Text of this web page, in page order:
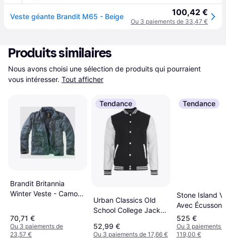
Veste géante Brandit M65 - Beige 100,42 €
Ou 3 paiements de 33,47 €
Produits similaires
Nous avons choisi une sélection de produits qui pourraient
vous intéresser. Tout afficher
Brandit Britannia
Winter Veste - Camo
70,71 €
Ou 3 paiements de
23,57 €
Tendance
Urban Classics Old
School College Jacket
52,99 €
Ou 3 paiements de 17,66 €
Tendance
Stone Island
Avec Écusson
Bleu
525 €
Ou 3 paiements
119,00 €